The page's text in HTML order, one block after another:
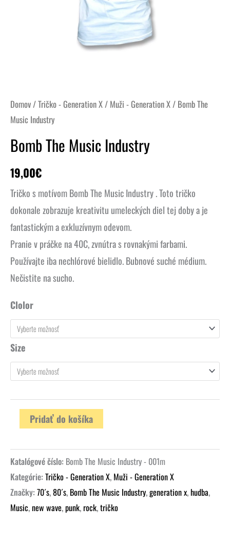
Domov/Tričko - Generation X/ Muži - Generation X/ Bomb The
Music Industry
Bomb The Music Industry
19,00€
Tričko s motívom Bomb The Music Industry .Toto tričko
dokonale zobrazuje kreativitu umeleckých diel tej doby a je
fantastickým a exkluzívnym odevom.
Pranie v práčke na 40C, zvnútra s rovnakými farbami.
Používajte iba nechlórové bielidlo.Bubnové suché médium.
Nečistite na sucho.
Clolor
Size
Pridať do košíka
Katalógové číslo: Bomb The Music Industry - 001m
Kategórie: Tričko - Generation X, Muži - Generation X
Značky: 70´s,80´s, Bomb The Music Industry,generation x, hudba,
Music,new wave,punk, rock,tričko